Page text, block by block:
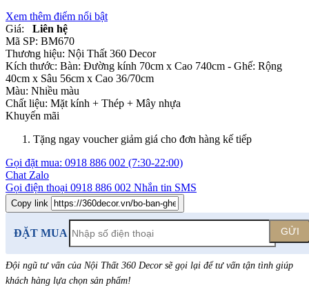
Xem thêm điểm nổi bật
Giá:
Liên hệ
Mã SP: BM670
Thương hiệu: Nội Thất 360 Decor
Kích thước: Bàn: Đường kính 70cm x Cao 740cm - Ghế: Rộng
40cm x Sâu 56cm x Cao 36/70cm
Màu: Nhiều màu
Chất liệu: Mặt kính + Thép + Mây nhựa
Khuyến mãi
Tặng ngay voucher giảm giá cho đơn hàng kế tiếp
Gọi đặt mua: 0918 886 002 (7:30-22:00)
Chat Zalo
Gọi điện thoại 0918 886 002 Nhắn tin SMS
Copy link
ĐẶT MUA GỬI
Đội ngũ tư vấn của Nội Thất 360 Decor sẽ gọi lại để tư vấn tận tình giúp
khách hàng lựa chọn sản phẩm!